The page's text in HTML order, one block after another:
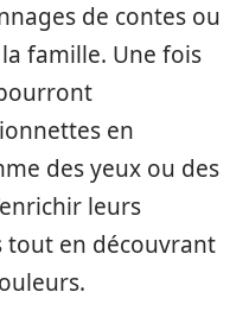
de contes ou
famille. Une fois
en
des yeux ou des
leurs
tout en découvrant